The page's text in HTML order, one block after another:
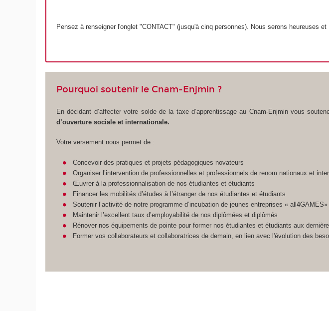
Pensez à renseigner l'onglet "CONTACT" (jusqu'à cinq personnes). Nous serons heureuses
Pourquoi soutenir le Cnam-Enjmin ?
En décidant d’affecter votre solde de la taxe d’apprentissage au Cnam-Enjmin vous
d’ouverture sociale et internationale.
Votre versement nous permet de :
Concevoir des pratiques et projets pédagogiques novateurs
Organiser l’intervention de professionnelles et professionnels de renom nationaux et
Œuvrer à la professionnalisation de nos étudiantes et étudiants
Financer les mobilités d’études à l’étranger de nos étudiantes et étudiants
Soutenir l’activité de notre programme d’incubation de jeunes entreprises « all4GAMES»
Maintenir l’excellent taux d’employabilité de nos diplômées et diplômés
Rénover nos équipements de pointe pour former nos étudiantes et étudiants aux
Former vos collaborateurs et collaboratrices de demain, en lien avec l'évolution des